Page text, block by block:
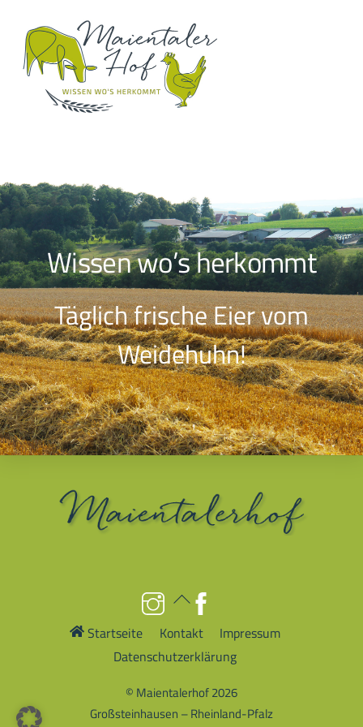
content
Wissen wo’s herkommt
Täglich frische Eier vom
Weidehuhn!
Top
Instagram
Startseite Kontakt
Impressum
Datenschutzerklärung
© Maientalerhof2026
Großsteinhausen – Rheinland-Pfalz